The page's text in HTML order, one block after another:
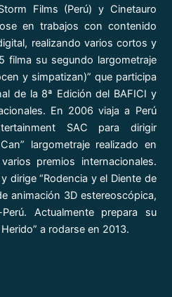
Films (Perú) y Cinetauro
en trabajos con contenido
realizando varios cortos y
filma su segundo largometraje
y simpatizan)” que participa
de la 8ª Edición del BAFICI y
En 2006 viaja a Perú
SAC para dirigir
largometraje realizado en
premios internacionales.
dirige “Rodencia y el Diente de
animación 3D estereoscópica,
Actualmente prepara su
a rodarse en 2013.